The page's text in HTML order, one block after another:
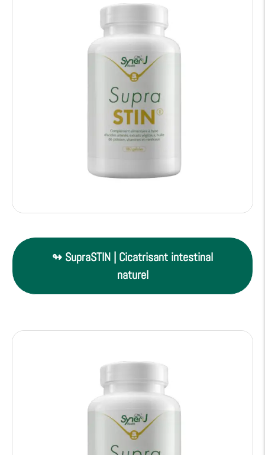
↬ SupraSTIN | Cicatrisant intestinal
naturel